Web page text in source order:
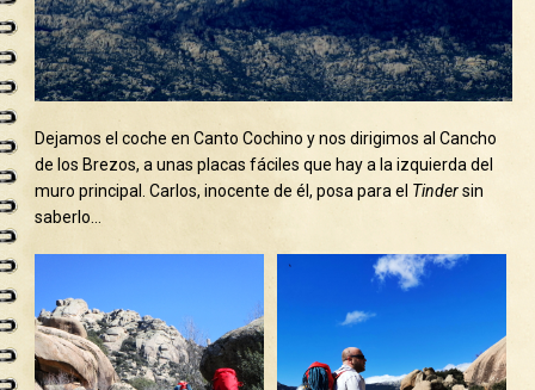
Dejamos el coche en Canto Cochino y nos dirigimos al Cancho
de los Brezos, a unas placas fáciles que hay a la izquierda del
muro principal. Carlos, inocente de él, posa para el Tindersin
saberlo…